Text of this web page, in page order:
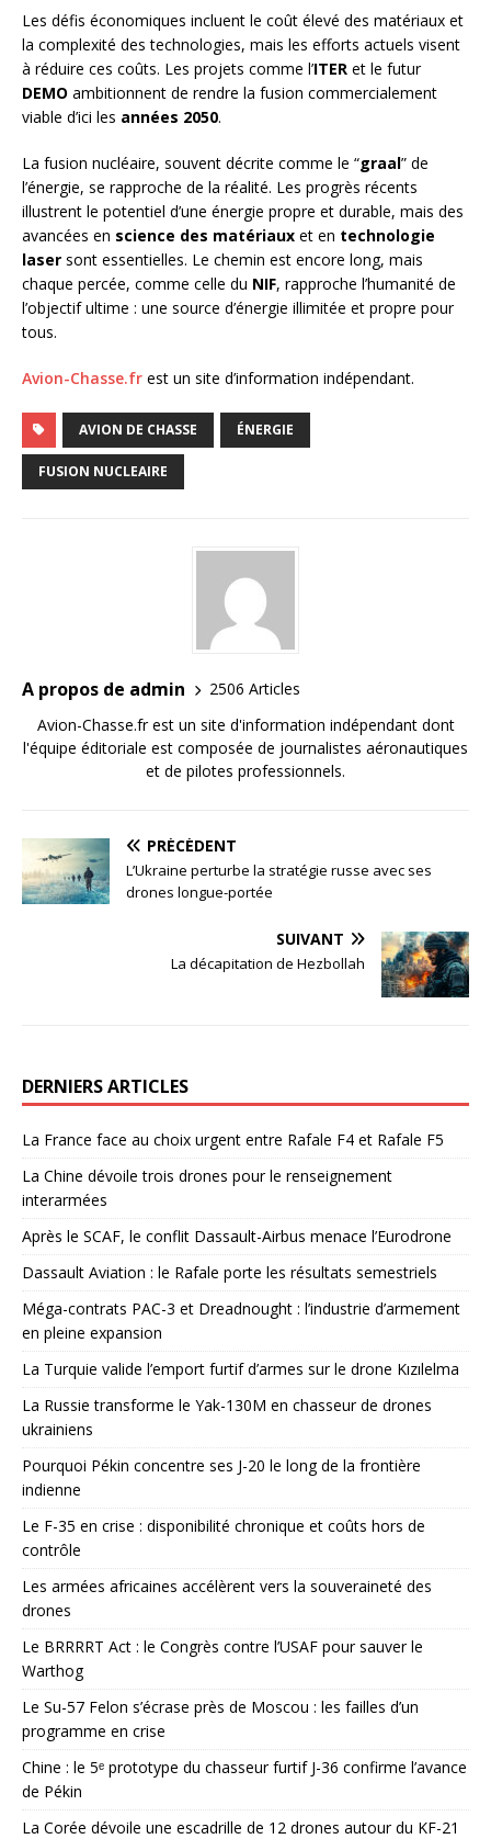
Les défis économiques incluent le coût élevé des matériaux et
la complexité des technologies, mais les efforts actuels visent
à réduire ces coûts. Les projets comme l’ITER et le futur
DEMO ambitionnent de rendre la fusion commercialement
viable d’ici les années 2050.
La fusion nucléaire, souvent décrite comme le “graal” de
l’énergie, se rapproche de la réalité. Les progrès récents
illustrent le potentiel d’une énergie propre et durable, mais des
avancées en science des matériaux et en technologie
laser sont essentielles. Le chemin est encore long, mais
chaque percée, comme celle du NIF, rapproche l’humanité de
l’objectif ultime : une source d’énergie illimitée et propre pour
tous.
Avion-Chasse.fr est un site d’information indépendant.
AVION DE CHASSE ÉNERGIE
FUSION NUCLEAIRE
A propos de admin
2506 Articles
Avion-Chasse.fr est un site d'information indépendant dont
l'équipe éditoriale est composée de journalistes aéronautiques
et de pilotes professionnels.
PRÉCÉDENT
L’Ukraine perturbe la stratégie russe avec ses
drones longue-portée
SUIVANT
La décapitation de Hezbollah
DERNIERS ARTICLES
La France face au choix urgent entre Rafale F4 et Rafale F5
La Chine dévoile trois drones pour le renseignement
interarmées
Après le SCAF, le conflit Dassault-Airbus menace l’Eurodrone
Dassault Aviation : le Rafale porte les résultats semestriels
Méga-contrats PAC-3 et Dreadnought : l’industrie d’armement
en pleine expansion
La Turquie valide l’emport furtif d’armes sur le drone Kızılelma
La Russie transforme le Yak-130M en chasseur de drones
ukrainiens
Pourquoi Pékin concentre ses J-20 le long de la frontière
indienne
Le F-35 en crise : disponibilité chronique et coûts hors de
contrôle
Les armées africaines accélèrent vers la souveraineté des
drones
Le BRRRRT Act : le Congrès contre l’USAF pour sauver le
Warthog
Le Su-57 Felon s’écrase près de Moscou : les failles d’un
programme en crise
Chine : le 5ᵉ prototype du chasseur furtif J-36 confirme l’avance
de Pékin
La Corée dévoile une escadrille de 12 drones autour du KF-21